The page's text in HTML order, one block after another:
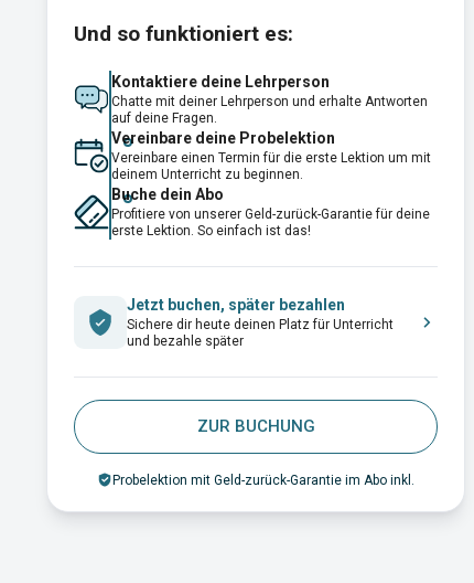
Und so funktioniert es:
Kontaktiere deine Lehrperson
Chatte mit deiner Lehrperson und erhalte Antworten
auf deine Fragen.
Vereinbare deine Probelektion
Vereinbare einen Termin für die erste Lektion um mit
deinem Unterricht zu beginnen.
Buche dein Abo
Profitiere von unserer Geld-zurück-Garantie für deine
erste Lektion. So einfach ist das!
Jetzt buchen, später bezahlen
Sichere dir heute deinen Platz für Unterricht
und bezahle später
ZUR BUCHUNG
Probelektion mit Geld-zurück-Garantie im Abo inkl.